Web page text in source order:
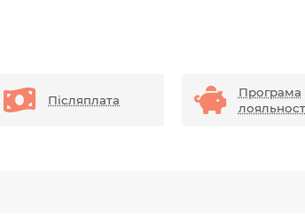
Післяплата
Програма